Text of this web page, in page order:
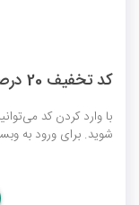
کد تخفیف 20 درصدی ریحون
شوید. برای ورود به